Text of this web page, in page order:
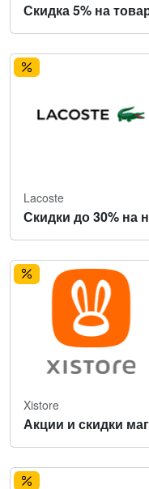
Скидка 5% на
Lacoste
Скидки до 30% на
Xistore
Акции и скидки